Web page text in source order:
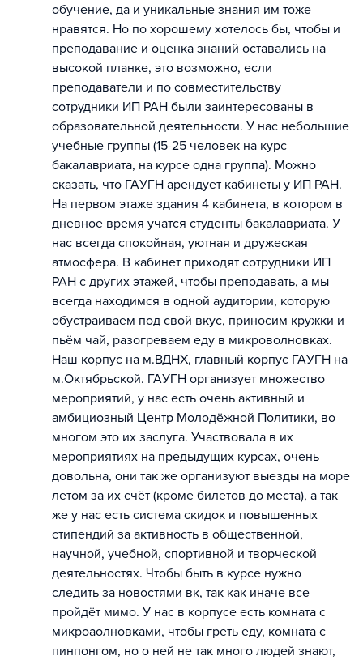
обучение, да и уникальные знания им тоже
нравятся. Но по хорошему хотелось бы, чтобы и
преподавание и оценка знаний оставались на
высокой планке, это возможно, если
преподаватели и по совместительству
сотрудники ИП РАН были заинтересованы в
образовательной деятельности. У нас небольшие
учебные группы (15-25 человек на курс
бакалавриата, на курсе одна группа). Можно
сказать, что ГАУГН арендует кабинеты у ИП РАН.
На первом этаже здания 4 кабинета, в котором в
дневное время учатся студенты бакалавриата. У
нас всегда спокойная, уютная и дружеская
атмосфера. В кабинет приходят сотрудники ИП
РАН с других этажей, чтобы преподавать, а мы
всегда находимся в одной аудитории, которую
обустраиваем под свой вкус, приносим кружки и
пьём чай, разогреваем еду в микроволновках.
Наш корпус на м.ВДНХ, главный корпус ГАУГН на
м.Октябрьской. ГАУГН организует множество
мероприятий, у нас есть очень активный и
амбициозный Центр Молодёжной Политики, во
многом это их заслуга. Участвовала в их
мероприятиях на предыдущих курсах, очень
довольна, они так же организуют выезды на море
летом за их счёт (кроме билетов до места), а так
же у нас есть система скидок и повышенных
стипендий за активность в общественной,
научной, учебной, спортивной и творческой
деятельностях. Чтобы быть в курсе нужно
следить за новостями вк, так как иначе все
пройдёт мимо. У нас в корпусе есть комната с
микроаолновками, чтобы греть еду, комната с
пинпонгом, но о ней не так много людей знают,